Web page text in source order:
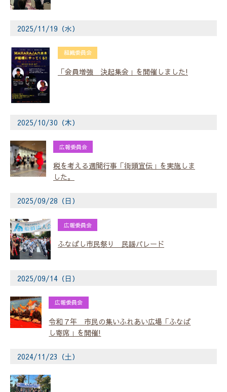
2025/11/19（水）
組織委員会
「会員増強 決起集会」を開催しました!
2025/10/30（木）
広報委員会
税を考える週間行事「街頭宣伝」を実施しま
した。
2025/09/28（日）
広報委員会
ふなばし市民祭り 民謡パレード
2025/09/14（日）
広報委員会
令和７年 市民の集いふれあい広場「ふなば
し寄席」を開催!
2024/11/23（土）